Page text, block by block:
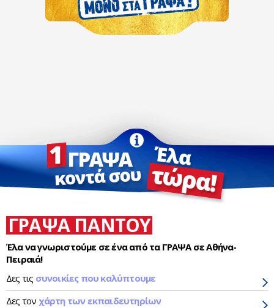
ΓΡΑΨΑ ΠΑΝΤΟΥ
Έλα να γνωριστούμε σε ένα από τα ΓΡΑΨΑ σε Αθήνα-
Πειραιά!
Δες τις συνοικίες που καλύπτουμε
Δες τον χάρτη των εκπαιδευτηρίων